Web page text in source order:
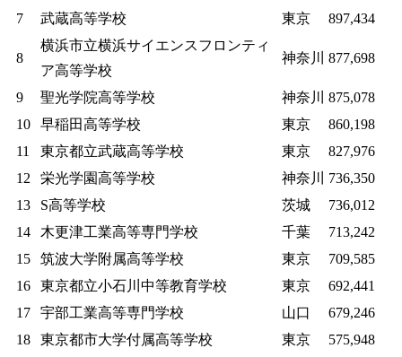
7
武蔵高等学校 東京 897,434
8
横浜市立横浜サイエンスフロンティ
ア高等学校
神奈川 877,698
9 聖光学院高等学校 神奈川
875,078
10
早稲田高等学校 東京
860,198
11
東京都立武蔵高等学校 東京
827,976
12
栄光学園高等学校 神奈川
736,350
13
S高等学校 茨城
736,012
14
木更津工業高等専門学校 千葉
713,242
15
筑波大学附属高等学校 東京
709,585
16
東京都立小石川中等教育学校 東京
692,441
17
宇部工業高等専門学校 山口
679,246
18
東京都市大学付属高等学校 東京
575,948